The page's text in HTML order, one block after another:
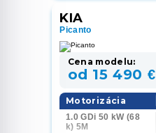
k) 6M
1.0 TSI 85 kW (116
k) 7AT
1.5 TSI 110 kW (150
k) 7AT
KIA
Picanto
Cena modelu:
od 15 490 €
Motorizácia
1.0 GDi 50 kW (68
k) 5M